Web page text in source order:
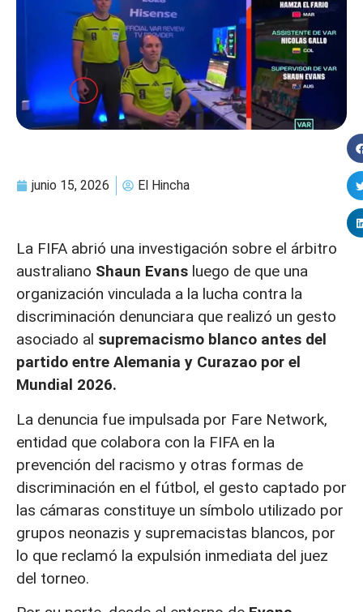
junio 15, 2026 El Hincha
La FIFA abrió una investigación sobre el árbitro
australiano Shaun Evans luego de que una
organización vinculada a la lucha contra la
discriminación denunciara que realizó un gesto
asociado al supremacismo blanco antes del
partido entre Alemania y Curazao por el
Mundial 2026.
La denuncia fue impulsada por Fare Network,
entidad que colabora con la FIFA en la
prevención del racismo y otras formas de
discriminación en el fútbol, el gesto captado por
las cámaras constituye un símbolo utilizado por
grupos neonazis y supremacistas blancos, por
lo que reclamó la expulsión inmediata del juez
del torneo.